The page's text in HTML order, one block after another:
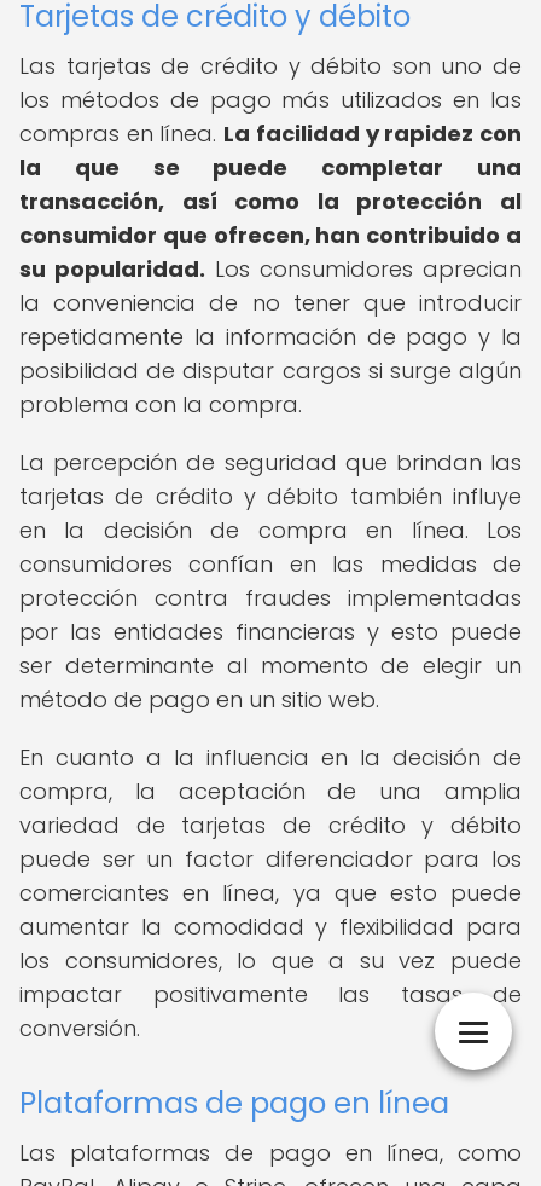
Tarjetas de crédito y débito
Las tarjetas de crédito y débito son uno de
los métodos de pago más utilizados en las
compras en línea. La facilidad y rapidez con
la que se puede completar una
transacción, así como la protección al
consumidor que ofrecen, han contribuido a
su popularidad. Los consumidores aprecian
la conveniencia de no tener que introducir
repetidamente la información de pago y la
posibilidad de disputar cargos si surge algún
problema con la compra.
La percepción de seguridad que brindan las
tarjetas de crédito y débito también influye
en la decisión de compra en línea. Los
consumidores confían en las medidas de
protección contra fraudes implementadas
por las entidades financieras y esto puede
ser determinante al momento de elegir un
método de pago en un sitio web.
En cuanto a la influencia en la decisión de
compra, la aceptación de una amplia
variedad de tarjetas de crédito y débito
puede ser un factor diferenciador para los
comerciantes en línea, ya que esto puede
aumentar la comodidad y flexibilidad para
los consumidores, lo que a su vez puede
impactar positivamente las tasas de
conversión.
Plataformas de pago en línea
Las plataformas de pago en línea, como